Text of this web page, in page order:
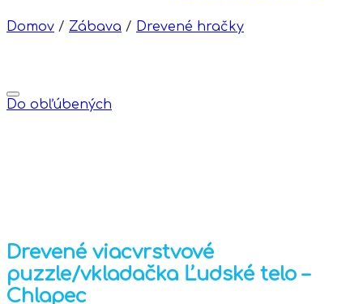
Domov / Zábava / Drevené hračky
Do obľúbených
Drevené viacvrstvové
puzzle/vkladačka Ľudské telo –
Chlapec